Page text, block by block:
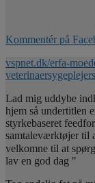
Kommentér på
vspnet.dk/erfa-
Lad mig uddybe
hjem så undertitlen
styrkebaseret
samtaleværktøjer til
velkomne til at
lav en god dag "